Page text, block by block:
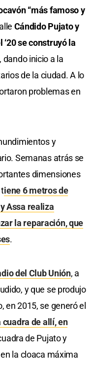
“más famoso y
Cándido Pujato y
‘20 se construyó la
, dando inicio a la
de la ciudad. A lo
problemas en
y
Semanas atrás se
dimensiones
tiene 6 metros de
Assa realiza
la reparación, que
.
del Club Unión, a
y que se produjo
en 2015, se generó el
cuadra de allí, en
de Pujato y
la cloaca máxima